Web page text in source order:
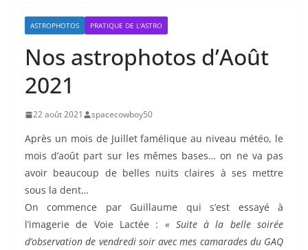
ASTROPHOTOS PRATIQUE DE L'ASTRO
Nos astrophotos d’Août
2021
22 août 2021 spacecowboy50
Après un mois de Juillet famélique au niveau météo, le
mois d’août part sur les mêmes bases… on ne va pas
avoir beaucoup de belles nuits claires à ses mettre
sous la dent…
On commence par Guillaume qui s’est essayé à
l’imagerie de Voie Lactée : « Suite à la belle soirée
d’observation de vendredi soir avec mes camarades du GAQ